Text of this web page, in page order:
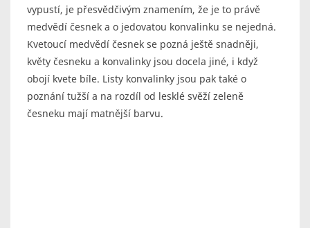
vypustí, je přesvědčivým znamením, že je to právě
medvědí česnek a o jedovatou konvalinku se nejedná.
Kvetoucí medvědí česnek se pozná ještě snadněji,
květy česneku a konvalinky jsou docela jiné, i když
obojí kvete bíle. Listy konvalinky jsou pak také o
poznání tužší a na rozdíl od lesklé svěží zeleně
česneku mají matnější barvu.